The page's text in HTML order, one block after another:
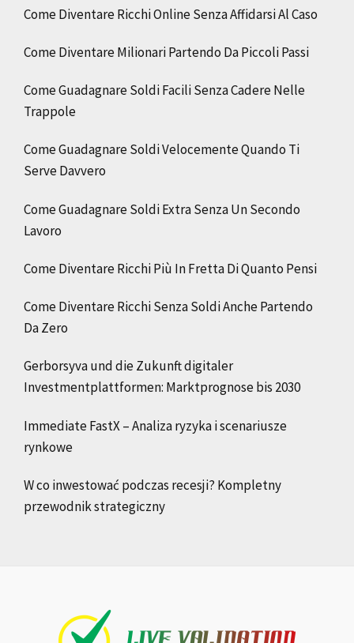
Come Diventare Ricchi Online Senza Affidarsi Al Caso
Come Diventare Milionari Partendo Da Piccoli Passi
Come Guadagnare Soldi Facili Senza Cadere Nelle
Trappole
Come Guadagnare Soldi Velocemente Quando Ti
Serve Davvero
Come Guadagnare Soldi Extra Senza Un Secondo
Lavoro
Come Diventare Ricchi Più In Fretta Di Quanto Pensi
Come Diventare Ricchi Senza Soldi Anche Partendo
Da Zero
Gerborsyva und die Zukunft digitaler
Investmentplattformen: Marktprognose bis 2030
Immediate FastX – Analiza ryzyka i scenariusze
rynkowe
W co inwestować podczas recesji? Kompletny
przewodnik strategiczny